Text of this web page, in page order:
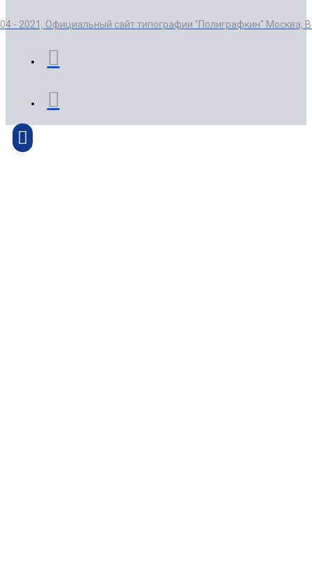
- 2021, Официальный сайт типографии "Полиграфкин" Москва,